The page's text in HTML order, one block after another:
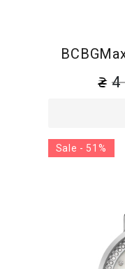
4
Sale - 51%